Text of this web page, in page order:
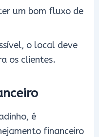
um bom fluxo de
o local deve
os clientes.
é
financeiro